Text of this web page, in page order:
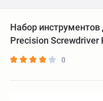
Набор инструментов
Precision Screwdriver
0